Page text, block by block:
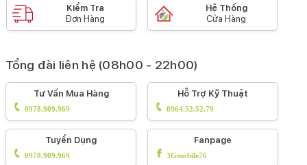
Kiểm Tra
Đơn Hàng
Hệ Thống
Cửa Hàng
Tổng đài liên hệ (08h00 - 22h00)
Tư Vấn Mua Hàng
0978.909.969
Hỗ Trợ Kỹ Thuật
0964.52.52.79
Tuyển Dụng
0978.909.969
Fanpage
3Gmobile76